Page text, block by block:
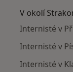
V okolí
Internisté v
Internisté v
Internisté v